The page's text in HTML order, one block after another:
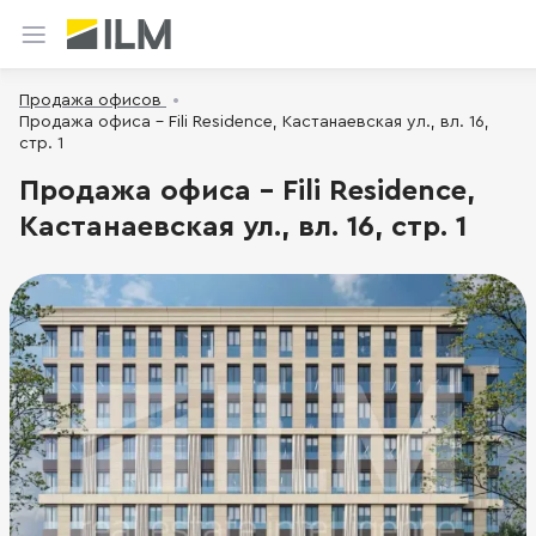
Продажа офисов
Продажа офиса - Fili Residence, Кастанаевская ул., вл. 16,
стр. 1
Продажа офиса - Fili Residence,
Кастанаевская ул., вл. 16, стр. 1